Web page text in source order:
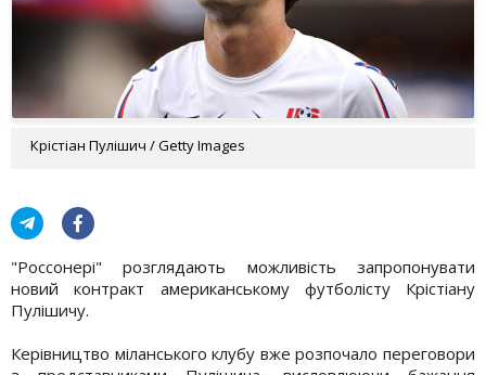
Крістіан Пулішич / Getty Images
"Россонері" розглядають можливість запропонувати
новий контракт американському футболісту Крістіану
Пулішичу.
Керівництво міланського клубу вже розпочало переговори